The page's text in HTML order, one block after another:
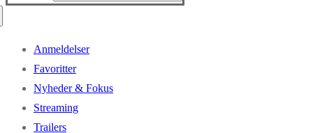
Anmeldelser
Favoritter
Nyheder & Fokus
Streaming
Trailers